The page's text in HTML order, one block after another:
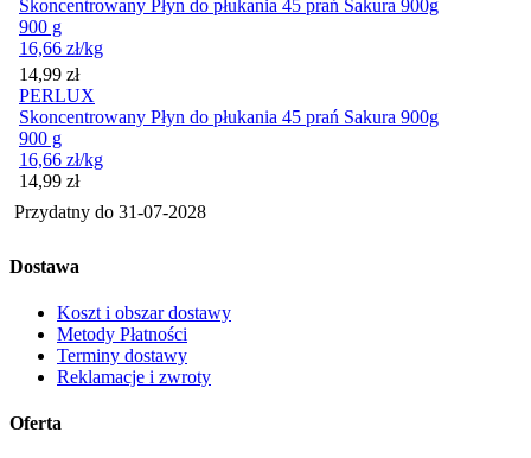
Skoncentrowany Płyn do płukania 45 prań Sakura 900g
900 g
16,66 zł/kg
Cena
14,99 zł
PERLUX
Skoncentrowany Płyn do płukania 45 prań Sakura 900g
900 g
16,66 zł/kg
Cena
14,99 zł
Przydatny do 31-07-2028
Dostawa
Koszt i obszar dostawy
Metody Płatności
Terminy dostawy
Reklamacje i zwroty
Oferta